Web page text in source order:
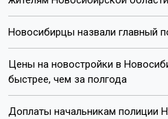
Новосибирцы назвали главный
Цены на новостройки в
быстрее, чем за полгода
Доплаты начальникам полиции